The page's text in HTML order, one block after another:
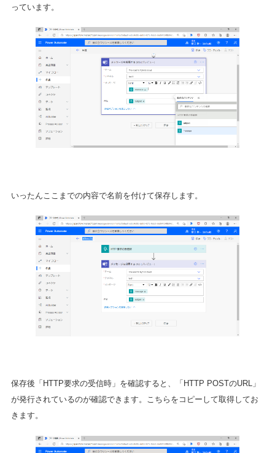
っています。
いったんここまでの内容で名前を付けて保存します。
保存後「HTTP要求の受信時」を確認すると、「HTTP POSTのURL」
が発行されているのが確認できます。こちらをコピーして取得してお
きます。